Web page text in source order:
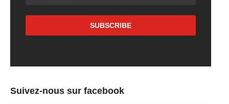
Suivez-nous sur facebook